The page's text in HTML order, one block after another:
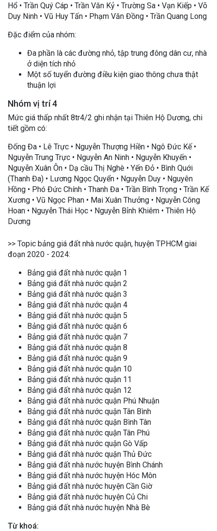
Hổ • Trần Quý Cáp • Trần Văn Kỷ • Trường Sa • Vạn Kiếp • Võ
Duy Ninh • Vũ Huy Tấn • Phạm Văn Đồng • Trần Quang Long
Đặc điểm của nhóm:
Đa phần là các đường nhỏ, tập trung đông dân cư, nhà
ở diện tích nhỏ
Một số tuyển đường điều kiện giao thông chưa thật
thuận lợi
Nhóm vị trí 4
Mức giá thấp nhất 8tr4/2 ghi nhận tại Thiên Hộ Dương, chi
tiết gồm có:
Đống Đa • Lê Trực • Nguyễn Thượng Hiền • Ngô Đức Kế •
Nguyễn Trung Trực • Nguyễn An Ninh • Nguyễn Khuyến •
Nguyễn Xuân Ôn • Dạ cầu Thị Nghè • Yến Đỏ • Bình Quới
(Thanh Đa) • Lương Ngọc Quyển • Nguyễn Duy • Nguyên
Hồng • Phó Đức Chính • Thanh Đa • Trần Bình Trọng • Trần Kế
Xương • Vũ Ngọc Phan • Mai Xuân Thưởng • Nguyễn Công
Hoan • Nguyễn Thái Học • Nguyễn Bỉnh Khiêm • Thiên Hộ
Dương
>> Topic bảng giá đất nhà nước quận, huyện TPHCM giai
đoạn 2020 - 2024:
Bảng giá đất nhà nước quận 1
Bảng giá đất nhà nước quận 2
Bảng giá đất nhà nước quận 3
Bảng giá đất nhà nước quận 4
Bảng giá đất nhà nước quận 5
Bảng giá đất nhà nước quận 6
Bảng giá đất nhà nước quận 7
Bảng giá đất nhà nước quận 8
Bảng giá đất nhà nước quận 9
Bảng giá đất nhà nước quận 10
Bảng giá đất nhà nước quận 11
Bảng giá đất nhà nước quận 12
Bảng giá đất nhà nước quận Phú Nhuận
Bảng giá đất nhà nước quận Tân Bình
Bảng giá đất nhà nước quận Bình Tân
Bảng giá đất nhà nước quận Tân Phú
Bảng giá đất nhà nước quận Gò Vấp
Bảng giá đất nhà nước quận Thủ Đức
Bảng giá đất nhà nước huyện Bình Chánh
Bảng giá đất nhà nước huyện Hóc Môn
Bảng giá đất nhà nước huyện Cần Giờ
Bảng giá đất nhà nước huyện Củ Chi
Bảng giá đất nhà nước huyện Nhà Bè
Từ khoá: